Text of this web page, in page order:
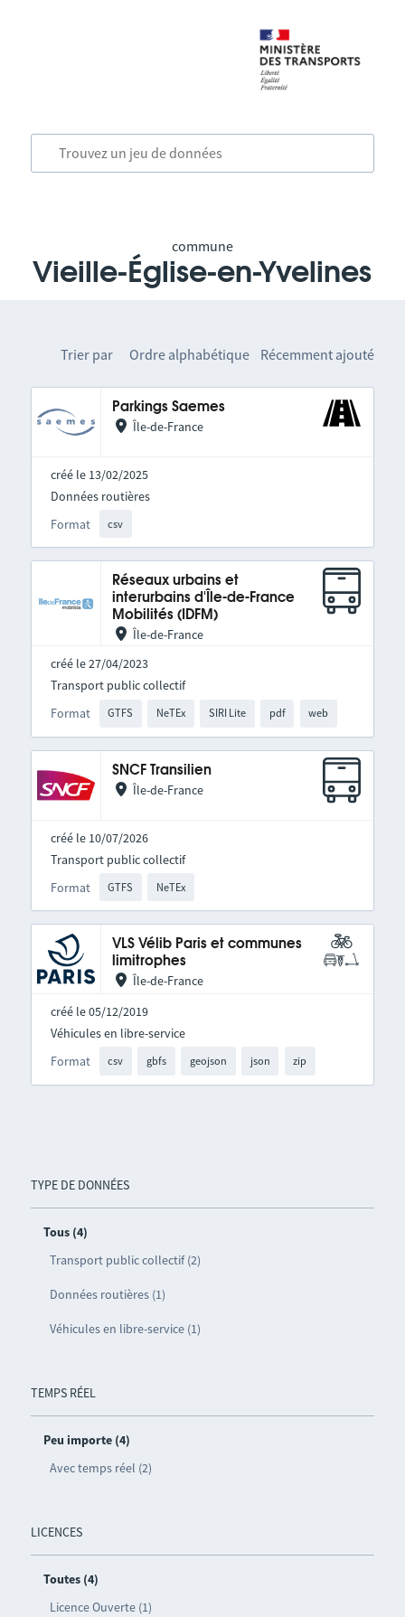
commune
Vieille-Église-en-Yvelines
TYPE DE DONNÉES
Tous (4)
Transport public collectif (2)
Données routières (1)
Véhicules en libre-service (1)
TEMPS RÉEL
Peu importe (4)
Avec temps réel (2)
LICENCES
Toutes (4)
Licence Ouverte (1)
Trier par Ordre alphabétique Récemment ajouté
Parkings Saemes
Île-de-France
créé le 13/02/2025
Format csv
Données routières
Réseaux urbains et
interurbains d'Île-de-France
Mobilités (IDFM)
Île-de-France
créé le 27/04/2023
Format GTFS NeTEx SIRI Lite pdf web
Transport public collectif
SNCF Transilien
Île-de-France
créé le 10/07/2026
Format GTFS NeTEx
Transport public collectif
VLS Vélib Paris et communes
limitrophes
Île-de-France
créé le 05/12/2019
Format csv gbfs geojson json zip
Véhicules en libre-service